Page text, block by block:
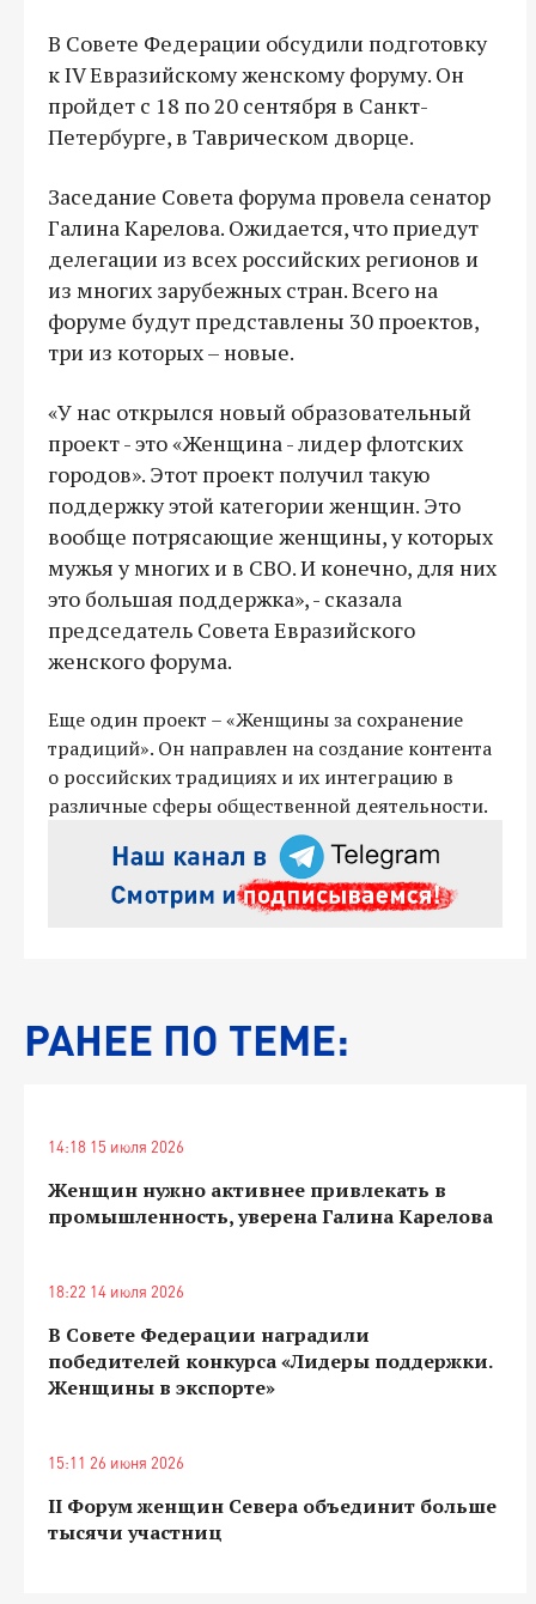
В Совете Федерации обсудили подготовку
к IV Евразийскому женскому форуму. Он
пройдет с 18 по 20 сентября в Санкт-
Петербурге, в Таврическом дворце.
Заседание Совета форума провела сенатор
Галина Карелова. Ожидается, что приедут
делегации из всех российских регионов и
из многих зарубежных стран. Всего на
форуме будут представлены 30 проектов,
три из которых – новые.
«У нас открылся новый образовательный
проект - это «Женщина - лидер флотских
городов». Этот проект получил такую
поддержку этой категории женщин. Это
вообще потрясающие женщины, у которых
мужья у многих и в СВО. И конечно, для них
это большая поддержка», - сказала
председатель Совета Евразийского
женского форума.
Еще один проект – «Женщины за сохранение
традиций». Он направлен на создание контента
о российских традициях и их интеграцию в
различные сферы общественной деятельности.
РАНЕЕ ПО ТЕМЕ:
14:18 15 июля 2026
Женщин нужно активнее привлекать в
промышленность, уверена Галина Карелова
18:22 14 июля 2026
В Совете Федерации наградили
победителей конкурса «Лидеры поддержки.
Женщины в экспорте»
15:11 26 июня 2026
II Форум женщин Севера объединит больше
тысячи участниц